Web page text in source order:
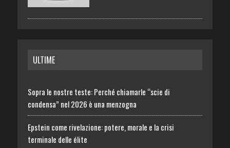
ULTIME
Sopra le nostre teste: Perché chiamarle “scie di
condensa” nel 2026 è una menzogna
Epstein come rivelazione: potere, morale e la crisi
terminale delle élite